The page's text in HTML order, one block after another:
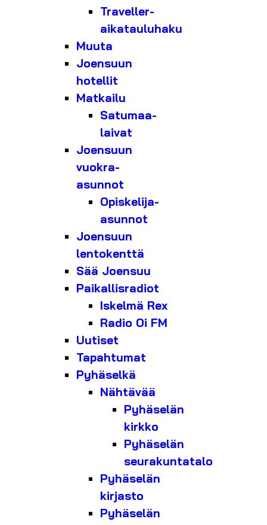
Traveller-
aikatauluhaku
Muuta
Joensuun
hotellit
Matkailu
Satumaa-
laivat
Joensuun
vuokra-
asunnot
Opiskelija-
asunnot
Joensuun
lentokenttä
Sää Joensuu
Paikallisradiot
Iskelmä Rex
Radio Oi FM
Uutiset
Tapahtumat
Pyhäselkä
Nähtävää
Pyhäselän
kirkko
Pyhäselän
seurakuntatalo
Pyhäselän
kirjasto
Pyhäselän